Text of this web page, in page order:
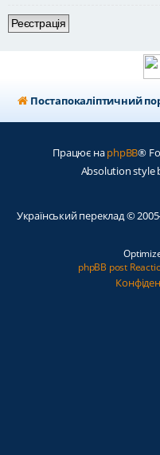
Реєстрація
Постапокаліптичний
Працює наphpBB®
Absolution style
Український переклад ©
phpBB post